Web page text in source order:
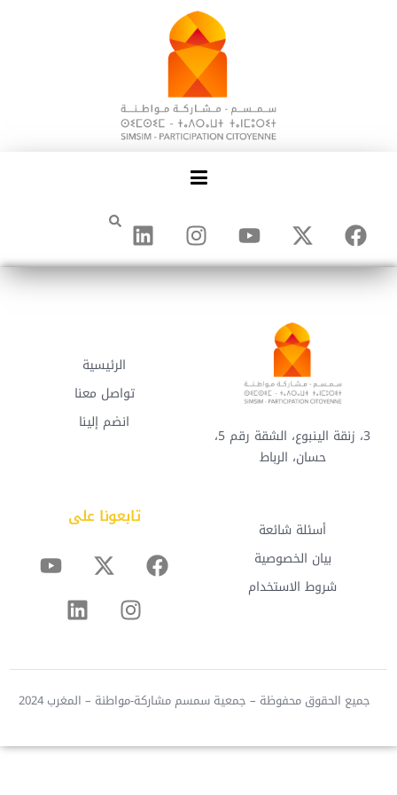
3، زنقة الينبوع، الشقة رقم 5،
حسان، الرباط
الرئيسية
تواصل معنا
انضم إلينا
أسئلة شائعة
بيان الخصوصية
شروط الاستخدام
تابعونا على
جميع الحقوق محفوظة – جمعية سمسم مشاركة-مواطنة – المغرب 2024